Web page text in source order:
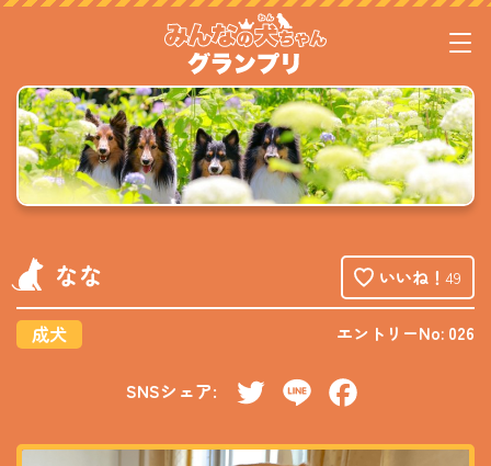
なな いいね！ 49
成犬 エントリーNo: 026
SNSシェア: TwitterLine